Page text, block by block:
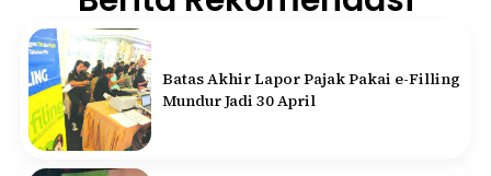
Batas Akhir Lapor Pajak Pakai e-Filling
Mundur Jadi 30 April